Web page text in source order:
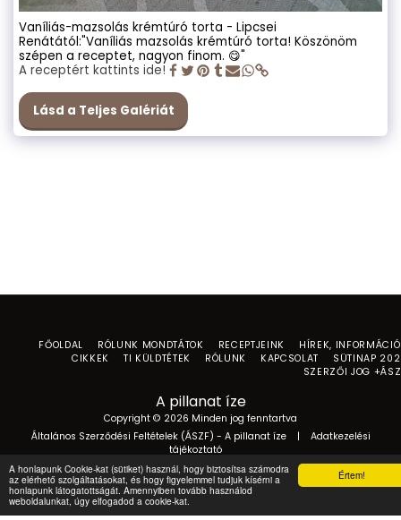
Értem!
A honlapunk Cookie-kat (sütiket) használ, hogy biztosítsa számodra
az elérhető szolgáltatásokat, és hogy figyelemmel tudjuk kísérni a
honlapunk látogatottságát. Amennyiben tovább használod
weboldalunkat, úgy elfogadod a cookie-kat.
Vaníliás-mazsolás krémtúró torta - Lipcsei
Renátától:"Vaníliás mazsolás krémtúró torta! Köszönöm
szépen a receptet, nagyon finom. 😋"
A receptért kattints ide!
Lásd a Teljes Galériát
A pillanat íze
Copyright © 2026 Minden jog fenntartva
Általános Szerződési Feltételek (ÁSZF) - A pillanat íze| Adatkezelési
tájékoztató
FŐOLDAL RÓLUNK MONDTÁTOK RECEPTJEINK
HÍREK,
CIKKEK
TI KÜLDTÉTEK RÓLUNK KAPCSOLAT
SÜTINAP
SZERZŐI JOG